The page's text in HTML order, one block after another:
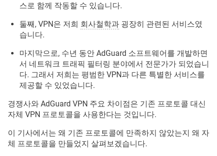
스로 함께 작동할 수 있습니다.
둘째, VPN은 저희 회사철학과 굉장히 관련된 서비스였
습니다.
마지막으로, 수년 동안 AdGuard 소프트웨어를 개발하면
서 네트워크 트래픽 필터링 분야에서 전문가가 되었습니
다. 그래서 저희는 평범한 VPN과 다른 특별한 서비스를
제공할 수 있었습니다.
경쟁사와 AdGuard VPN 주요 차이점은 기존 프로토콜 대신
자체 VPN 프로토콜을 사용한다는 것입니다.
이 기사에서는 왜 기존 프로토콜에 만족하지 않았는지 왜 자
체 프로토콜을 만들었지 살펴보겠습니다.